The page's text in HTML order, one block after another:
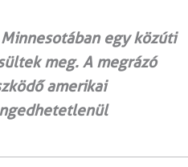
egy közúti
meg. A megrázó
amerikai